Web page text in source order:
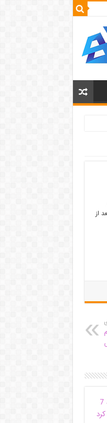
از روز سه‌شنبه یکم تیر ماه تا اطلاع بعدی از ساعت ۶:۳۰ صبح تا ۱۳:۳۰ بعد از
استان البرز در جنگ 12 روزه 7